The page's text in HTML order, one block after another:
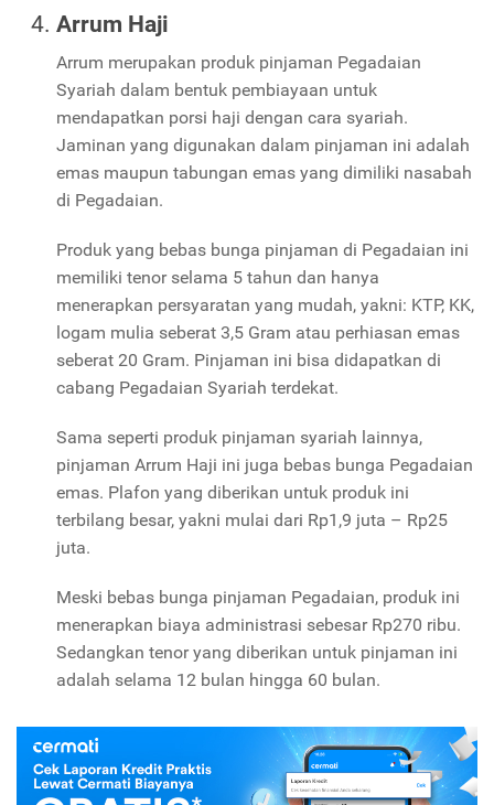
Arrum Haji
Arrum merupakan produk pinjaman Pegadaian
Syariah dalam bentuk pembiayaan untuk
mendapatkan porsi haji dengan cara syariah.
Jaminan yang digunakan dalam pinjaman ini adalah
emas maupun tabungan emas yang dimiliki nasabah
di Pegadaian.
Produk yang bebas bunga pinjaman di Pegadaian ini
memiliki tenor selama 5 tahun dan hanya
menerapkan persyaratan yang mudah, yakni: KTP, KK,
logam mulia seberat 3,5 Gram atau perhiasan emas
seberat 20 Gram. Pinjaman ini bisa didapatkan di
cabang Pegadaian Syariah terdekat.
Sama seperti produk pinjaman syariah lainnya,
pinjaman Arrum Haji ini juga bebas bunga Pegadaian
emas. Plafon yang diberikan untuk produk ini
terbilang besar, yakni mulai dari Rp1,9 juta – Rp25
juta.
Meski bebas bunga pinjaman Pegadaian, produk ini
menerapkan biaya administrasi sebesar Rp270 ribu.
Sedangkan tenor yang diberikan untuk pinjaman ini
adalah selama 12 bulan hingga 60 bulan.